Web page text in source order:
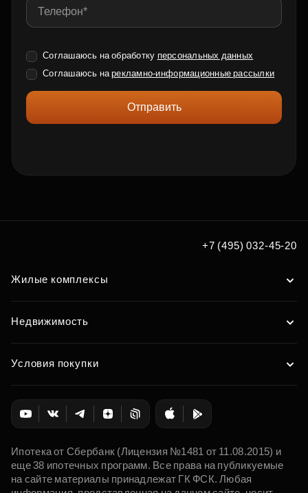
Соглашаюсь на обработку персональных данных
Соглашаюсь нарекламно-информационные рассылки
Отправить
+7 (495) 032-45-20
Жилые комплексы
Недвижимость
Условия покупки
Ипотека от Сбербанк (Лицензия №1481 от 11.08.2015) и
еще 38 ипотечных программ. Все права на публикуемые
на сайте материалы принадлежат ГК ФСК. Любая